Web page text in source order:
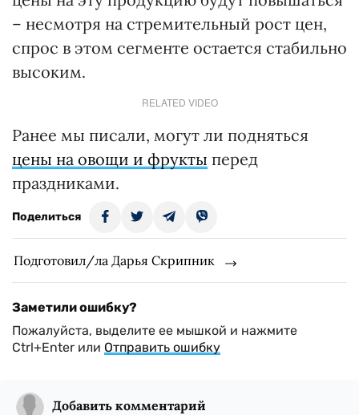
– несмотря на стремительный рост цен,
спрос в этом сегменте остается стабильно
высоким.
RELATED VIDEO
Ранее мы писали, могут ли подняться
цены на овощи и фрукты перед
праздниками.
Поделиться
Подготовил/ла Дарья Скрипник
Заметили ошибку?
Пожалуйста, выделите ее мышкой и нажмите
Ctrl+Enter или Отправить ошибку
Добавить комментарий